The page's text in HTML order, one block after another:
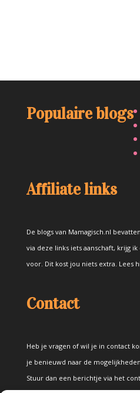
Populaire blogs
Affiliate links
De blogs van Mamagisch.nl
via deze links iets aanschaft, krijg
voor. Dit kost jou niets extra. Lees
Contact
Heb je vragen of wil je in contact
je benieuwd naar de
Stuur dan een berichtje via het